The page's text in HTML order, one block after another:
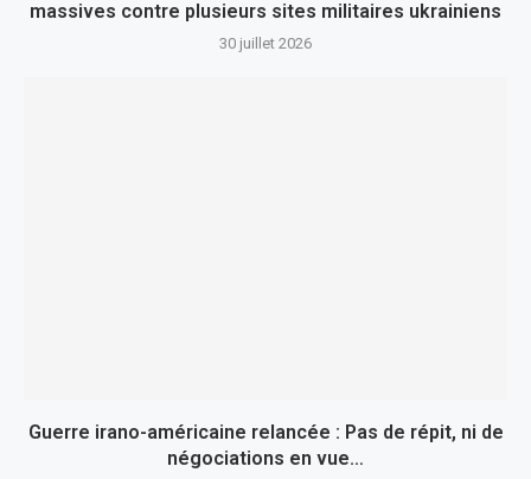
massives contre plusieurs sites militaires ukrainiens
30 juillet 2026
Guerre irano-américaine relancée : Pas de répit, ni de
négociations en vue…